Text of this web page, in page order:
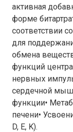
активная
форме
соответствии
для
обмена
функций
нервных
сердечной
функции•
печени•
D, E, K).